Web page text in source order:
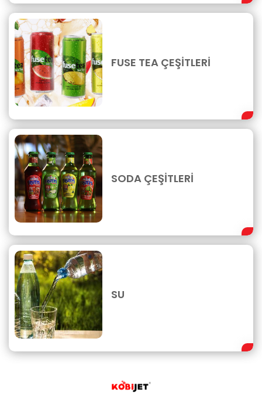
FUSE TEA ÇEŞİTLERİ
SODA ÇEŞİTLERİ
SU